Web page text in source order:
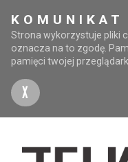
KOMUNIKAT
Strona wykorzystuje pliki
oznacza na to zgodę.
pamięci twojej
X